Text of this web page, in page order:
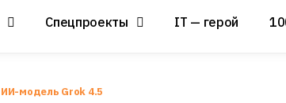
Спецпроекты IT — герой
модель Grok 4.5